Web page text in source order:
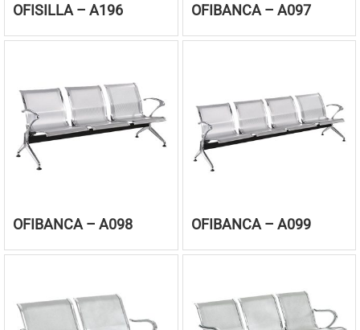
OFISILLA – A196 OFIBANCA – A097
OFIBANCA – A098 OFIBANCA – A099